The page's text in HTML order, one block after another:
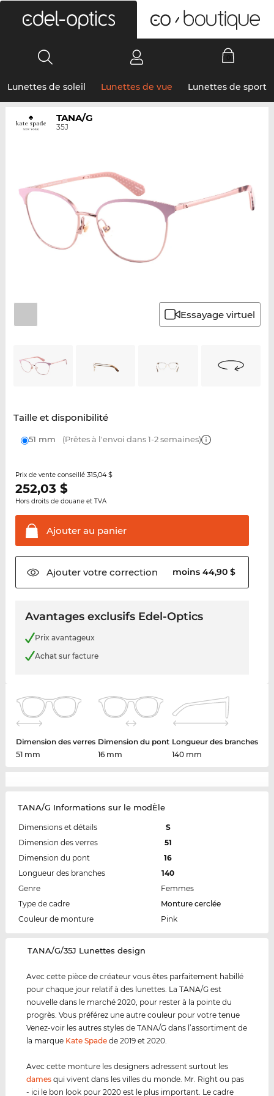
Lunettes de soleil Lunettes de vue Lunettes de sport
TANA/G
35J
Essayage virtuel
Taille et disponibilité
51 mm (Prêtes à l'envoi dans 1-2 semaines)
Prix de vente conseillé 315,04 $
252,03 $
Hors droits de douane et TVA
Ajouter au panier
Ajouter votrecorrection moins 44,90 $
Avantages exclusifs Edel-Optics
Prix avantageux
Achat sur facture
Dimension des verres
51 mm
Dimension du pont
16 mm
Longueur des branches
140 mm
TANA/G Informations sur le modÈle
Dimensions et détails
S
Dimension des verres
51
Dimension du pont
16
Longueur des branches
140
Genre
Femmes
Type de cadre
Monture cerclée
Couleur de monture
Pink
‌TANA/G/35J Lunettes design
Avec cette pièce de créateur vous êtes parfaitement habillé
pour chaque jour relatif à des lunettes. La TANA/G est
nouvelle dans le marché 2020, pour rester à la pointe du
progrès. Vous préférez une autre couleur pour votre tenue
Venez-voir les autres styles de TANA/G dans l’assortiment de
la marque Kate Spade de 2019 et 2020.
Avec cette monture les designers adressent surtout les
dames qui vivent dans les villes du monde. Mr. Right ou pas
- ici le bon look pour 2020 est le plus important. Le cadre